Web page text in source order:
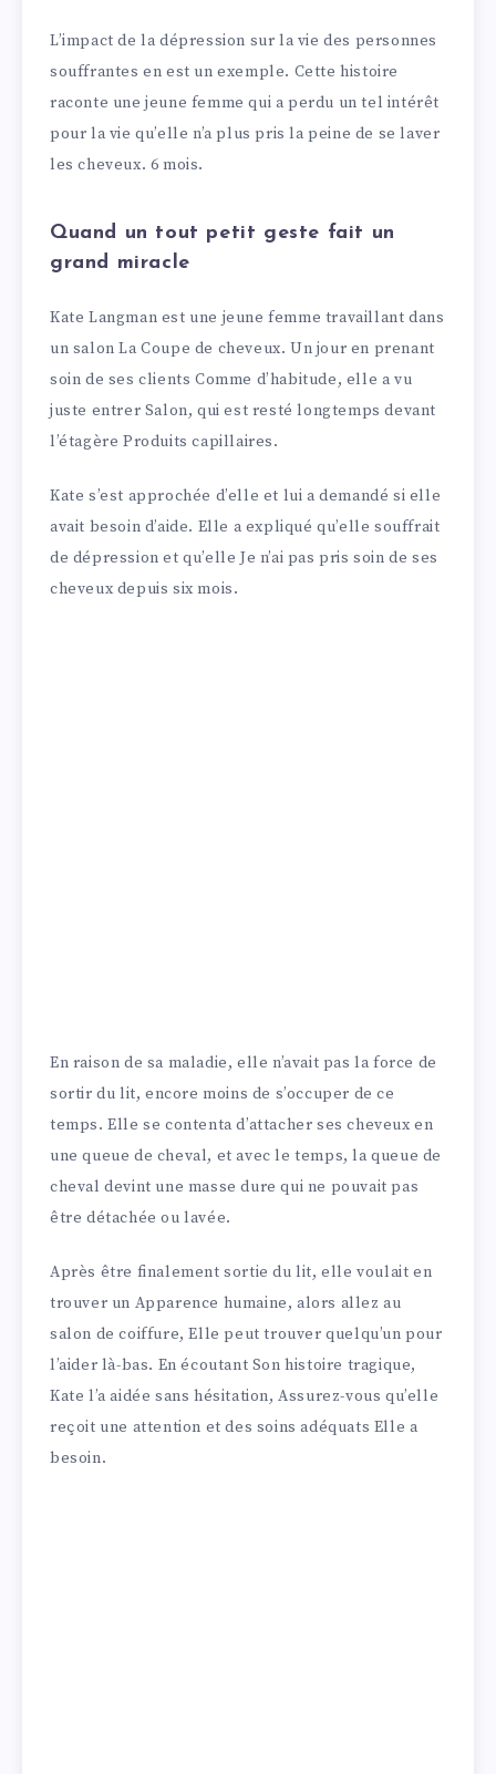
L’impact de la dépression sur la vie des personnes
souffrantes en est un exemple. Cette histoire
raconte une jeune femme qui a perdu un tel intérêt
pour la vie qu’elle n’a plus pris la peine de se laver
les cheveux. 6 mois.
Quand un tout petit geste fait un
grand miracle
Kate Langman est une jeune femme travaillant dans
un salon La Coupe de cheveux. Un jour en prenant
soin de ses clients Comme d’habitude, elle a vu
juste entrer Salon, qui est resté longtemps devant
l’étagère Produits capillaires.
Kate s’est approchée d’elle et lui a demandé si elle
avait besoin d’aide. Elle a expliqué qu’elle souffrait
de dépression et qu’elle Je n’ai pas pris soin de ses
cheveux depuis six mois.
En raison de sa maladie, elle n’avait pas la force de
sortir du lit, encore moins de s’occuper de ce
temps. Elle se contenta d’attacher ses cheveux en
une queue de cheval, et avec le temps, la queue de
cheval devint une masse dure qui ne pouvait pas
être détachée ou lavée.
Après être finalement sortie du lit, elle voulait en
trouver un Apparence humaine, alors allez au
salon de coiffure, Elle peut trouver quelqu’un pour
l’aider là-bas. En écoutant Son histoire tragique,
Kate l’a aidée sans hésitation, Assurez-vous qu’elle
reçoit une attention et des soins adéquats Elle a
besoin.